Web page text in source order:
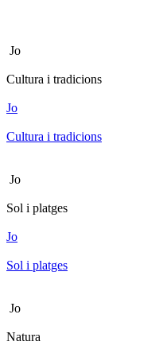
Jo
Cultura i tradicions
Jo
Cultura i tradicions
Jo
Sol i platges
Jo
Sol i platges
Jo
Natura